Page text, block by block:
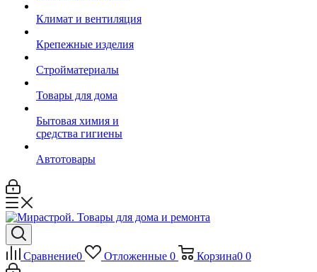
Климат и вентиляция
Крепежные изделия
Стройматериалы
Товары для дома
Бытовая химия и
средства гигиены
Автотовары
Сравнение0 Отложенные 0 Корзина0 0